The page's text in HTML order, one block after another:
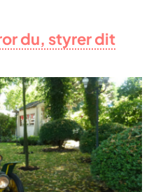
du, styrer dit